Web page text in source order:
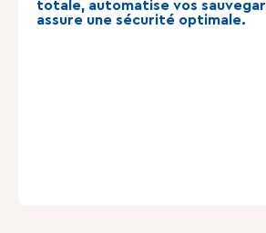
totale, automatise vos
assure une sécurité optimale.